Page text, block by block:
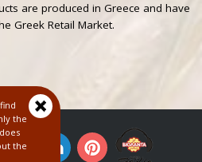
are produced in Greece and have
Greek Retail Market.
the
the